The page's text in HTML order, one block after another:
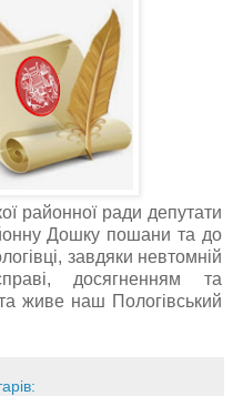
районної ради депутати
Дошку пошани та до
завдяки невтомній
досягненням та
та живе наш Пологівський